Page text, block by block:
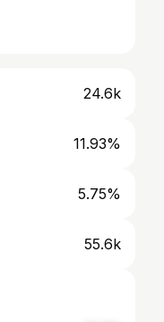
24.6k
11.93%
5.75%
55.6k